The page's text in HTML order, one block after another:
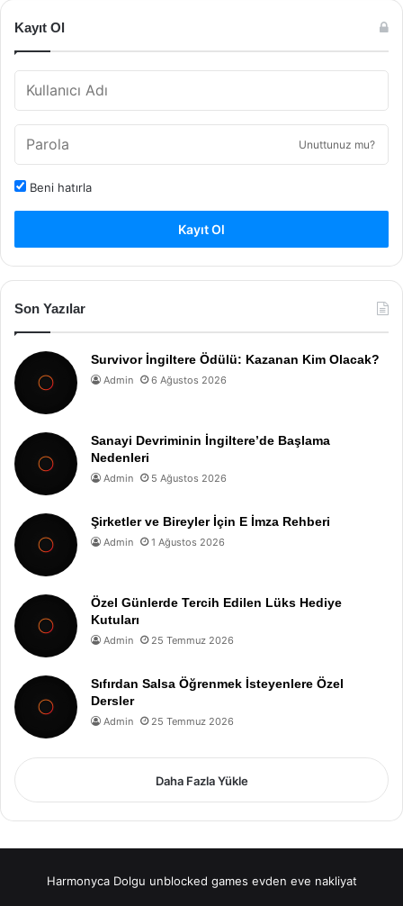
Kayıt Ol
Unuttunuz mu?
Beni hatırla
Kayıt Ol
Son Yazılar
Survivor İngiltere Ödülü: Kazanan Kim Olacak?
Admin 6 Ağustos 2026
Sanayi Devriminin İngiltere’de Başlama
Nedenleri
Admin 5 Ağustos 2026
Şirketler ve Bireyler İçin E İmza Rehberi
Admin 1 Ağustos 2026
Özel Günlerde Tercih Edilen Lüks Hediye
Kutuları
Admin 25 Temmuz 2026
Sıfırdan Salsa Öğrenmek İsteyenlere Özel
Dersler
Admin 25 Temmuz 2026
Daha Fazla Yükle
Harmonyca Dolgu unblocked games evden eve nakliyat